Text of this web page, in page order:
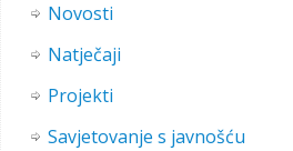
Novosti
Natječaji
Projekti
Savjetovanje s javnošću